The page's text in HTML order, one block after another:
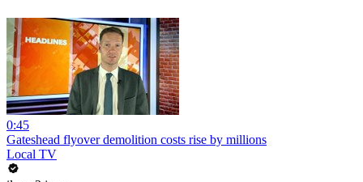
0:45
Gateshead flyover demolition costs rise by millions
Local TV